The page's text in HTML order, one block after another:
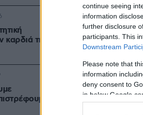
continue seeing
information
further disclosure
participants. This
Downstream
Please note that
information
deny consent to
in below Google
καρδιά της